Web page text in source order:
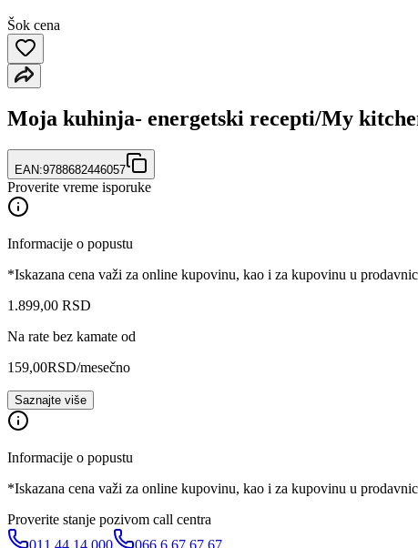
Šok cena
Moja kuhinja- energetski recepti/My
EAN:9788682446057
Proverite vreme isporuke
Informacije o popustu
*Iskazana cena važi za online kupovinu, kao i za kupovinu u
1.899,00 RSD
Na rate bez kamate od
159,00RSD/mesečno
Saznajte više
Informacije o popustu
*Iskazana cena važi za online kupovinu, kao i za kupovinu u
Proverite stanje pozivom call centra
011 44 14 000
066 6 67 67 67